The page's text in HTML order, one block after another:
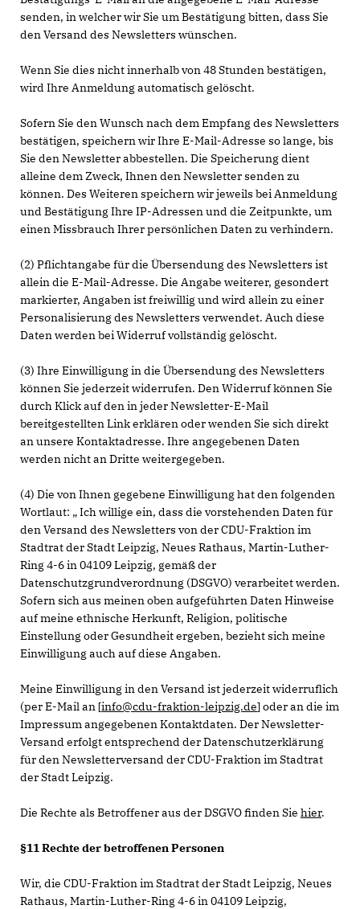
senden, in welcher wir Sie um Bestätigung bitten, dass Sie
den Versand des Newsletters wünschen.
Wenn Sie dies nicht innerhalb von 48 Stunden bestätigen,
wird Ihre Anmeldung automatisch gelöscht.
Sofern Sie den Wunsch nach dem Empfang des Newsletters
bestätigen, speichern wir Ihre E-Mail-Adresse so lange, bis
Sie den Newsletter abbestellen. Die Speicherung dient
alleine dem Zweck, Ihnen den Newsletter senden zu
können. Des Weiteren speichern wir jeweils bei Anmeldung
und Bestätigung Ihre IP-Adressen und die Zeitpunkte, um
einen Missbrauch Ihrer persönlichen Daten zu verhindern.
(2) Pflichtangabe für die Übersendung des Newsletters ist
allein die E-Mail-Adresse. Die Angabe weiterer, gesondert
markierter, Angaben ist freiwillig und wird allein zu einer
Personalisierung des Newsletters verwendet. Auch diese
Daten werden bei Widerruf vollständig gelöscht.
(3) Ihre Einwilligung in die Übersendung des Newsletters
können Sie jederzeit widerrufen. Den Widerruf können Sie
durch Klick auf den in jeder Newsletter-E-Mail
bereitgestellten Link erklären oder wenden Sie sich direkt
an unsere Kontaktadresse. Ihre angegebenen Daten
werden nicht an Dritte weitergegeben.
(4) Die von Ihnen gegebene Einwilligung hat den folgenden
Wortlaut: „ Ich willige ein, dass die vorstehenden Daten für
den Versand des Newsletters von der CDU-Fraktion im
Stadtrat der Stadt Leipzig, Neues Rathaus, Martin-Luther-
Ring 4-6 in 04109 Leipzig, gemäß der
Datenschutzgrundverordnung (DSGVO) verarbeitet werden.
Sofern sich aus meinen oben aufgeführten Daten Hinweise
auf meine ethnische Herkunft, Religion, politische
Einstellung oder Gesundheit ergeben, bezieht sich meine
Einwilligung auch auf diese Angaben.
Meine Einwilligung in den Versand ist jederzeit widerruflich
(per E-Mail an [info@cdu-fraktion-leipzig.de] oder an die im
Impressum angegebenen Kontaktdaten. Der Newsletter-
Versand erfolgt entsprechend der Datenschutzerklärung
für den Newsletterversand der CDU-Fraktion im Stadtrat
der Stadt Leipzig.
Die Rechte als Betroffener aus der DSGVO finden Sie hier.
§11 Rechte der betroffenen Personen
Wir, die CDU-Fraktion im Stadtrat der Stadt Leipzig, Neues
Rathaus, Martin-Luther-Ring 4-6 in 04109 Leipzig,